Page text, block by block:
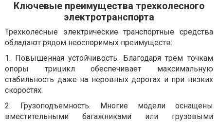
Ключевые преимущества трехколесного
электротранспорта
Трехколесные электрические транспортные средства
обладают рядом неоспоримых преимуществ:
1. Повышенная устойчивость. Благодаря трем точкам
опоры трицикл обеспечивает максимальную
стабильность даже на неровных дорогах и при низких
скоростях.
2. Грузоподъемность. Многие модели оснащены
вместительными багажниками или грузовыми